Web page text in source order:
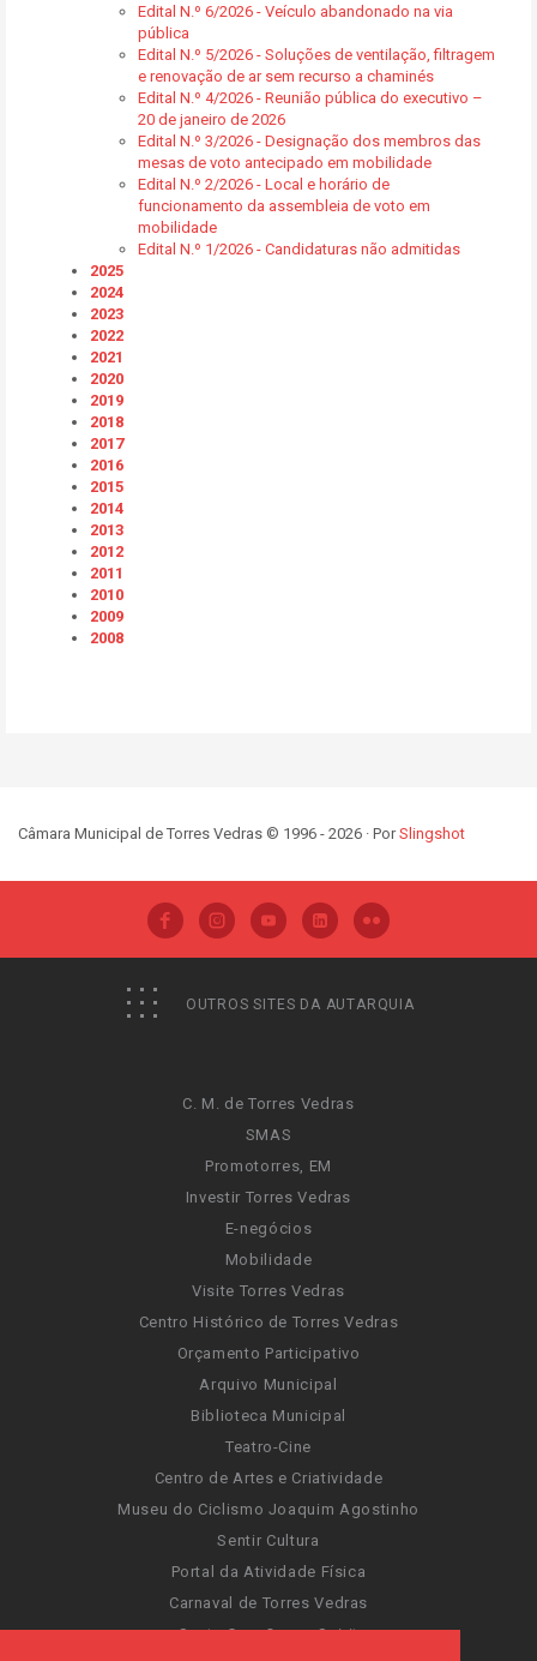
Edital N.º 6/2026 - Veículo abandonado na via
pública
Edital N.º 5/2026 - Soluções de ventilação, filtragem
e renovação de ar sem recurso a chaminés
Edital N.º 4/2026 - Reunião pública do executivo –
20 de janeiro de 2026
Edital N.º 3/2026 - Designação dos membros das
mesas de voto antecipado em mobilidade
Edital N.º 2/2026 - Local e horário de
funcionamento da assembleia de voto em
mobilidade
Edital N.º 1/2026 - Candidaturas não admitidas
2025
2024
2023
2022
2021
2020
2019
2018
2017
2016
2015
2014
2013
2012
2011
2010
2009
2008
Câmara Municipal de Torres Vedras © 1996 - 2026 · PorSlingshot
OUTROS SITES DA AUTARQUIA
C. M. de Torres Vedras
SMAS
Promotorres, EM
Investir Torres Vedras
E-negócios
Mobilidade
Visite Torres Vedras
Centro Histórico de Torres Vedras
Orçamento Participativo
Arquivo Municipal
Biblioteca Municipal
Teatro-Cine
Centro de Artes e Criatividade
Museu do Ciclismo Joaquim Agostinho
Sentir Cultura
Portal da Atividade Física
Carnaval de Torres Vedras
Santa Cruz Ocean Spirit